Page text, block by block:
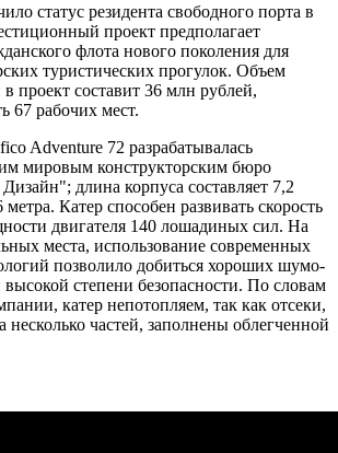
статус резидента свободного порта в
проект предполагает
флота нового поколения для
туристических прогулок. Объем
проект составит 36 млн рублей,
67 рабочих мест.
Adventure 72 разрабатывалась
мировым конструкторским бюро
длина корпуса составляет 7,2
Катер способен развивать скорость
двигателя 140 лошадиных сил. На
места, использование современных
позволило добиться хороших шумо-
степени безопасности. По словам
катер непотопляем, так как отсеки,
несколько частей, заполнены облегченной